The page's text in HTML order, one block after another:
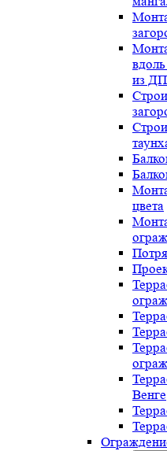
из
цвета
Венге